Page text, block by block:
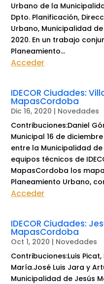
Urbano de la
Dpto. Planificación,
Urbano, Municipalidad
2020. En un trabajo
Planeamiento...
Acceder
IDECOR Ciudades:
MapasCordoba
Dic 16, 2020 | Novedades
Contribuciones:Daniel
Municipal 16 de
entre la Municipalidad
equipos técnicos de
MapasCordoba los
Planeamiento Urbano,
Acceder
IDECOR Ciudades:
MapasCordoba
Oct 1, 2020 | Novedades
Contribuciones:Luis
María.José Luis Jara y
Municipalidad de Jesús